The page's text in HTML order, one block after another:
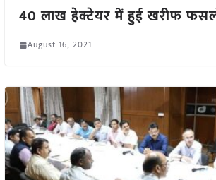
40 लाख हेक्टेयर में हुई खरीफ
August 16, 2021